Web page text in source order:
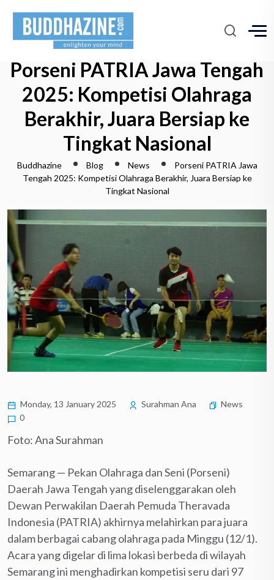
Porseni PATRIA Jawa Tengah
2025: Kompetisi Olahraga
Berakhir, Juara Bersiap ke
Tingkat Nasional
Buddhazine Blog News
Porseni PATRIA Jawa
Tengah 2025: Kompetisi Olahraga Berakhir, Juara Bersiap ke
Tingkat Nasional
Monday, 13 January 2025 Surahman Ana
News
0
Foto: Ana Surahman
Semarang — Pekan Olahraga dan Seni (Porseni)
Daerah Jawa Tengah yang diselenggarakan oleh
Dewan Perwakilan Daerah Pemuda Theravada
Indonesia (PATRIA) akhirnya melahirkan para juara
dalam berbagai cabang olahraga pada Minggu (12/1).
Acara yang digelar di lima lokasi berbeda di wilayah
Semarang ini menghadirkan kompetisi seru dari 97